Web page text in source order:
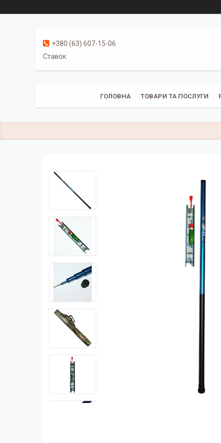
+380 (63) 607-15-06
Ставок
ГОЛОВНА ТОВАРИ ТА ПОСЛУГИ